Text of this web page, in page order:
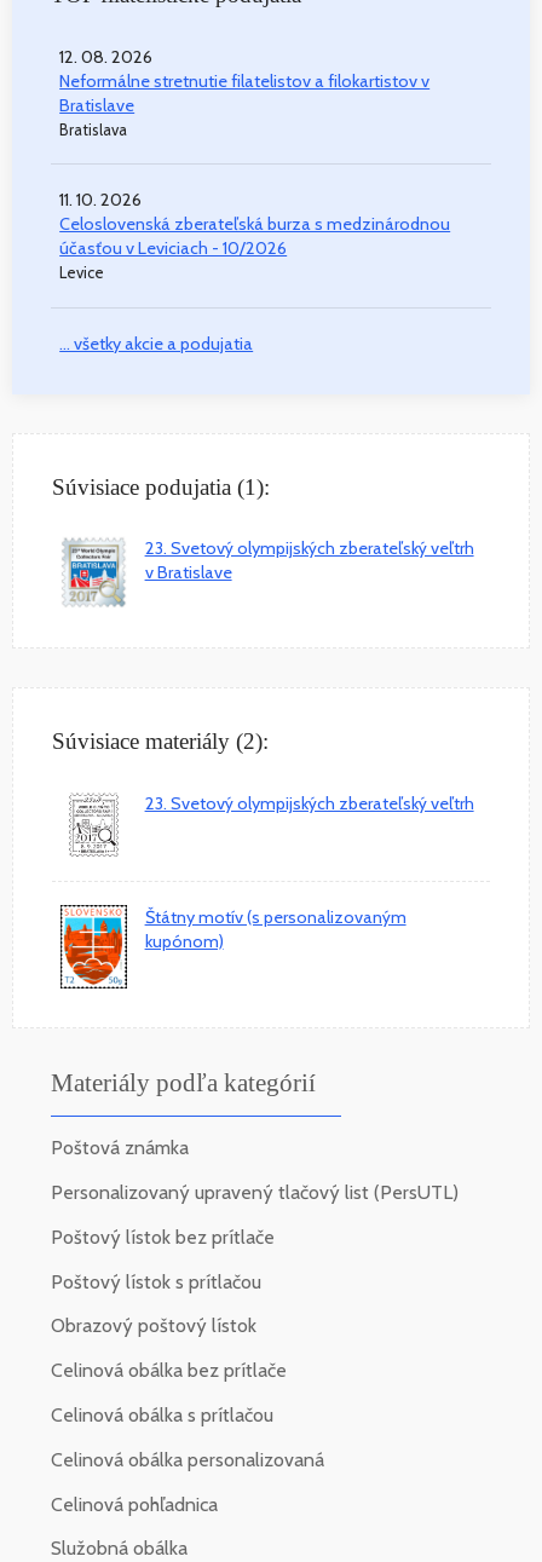
12. 08. 2026
Neformálne stretnutie filatelistov a filokartistov v
Bratislave
Bratislava
11. 10. 2026
Celoslovenská zberateľská burza s medzinárodnou
účasťou v Leviciach - 10/2026
Levice
... všetky akcie a podujatia
Súvisiace podujatia (1):
23. Svetový olympijských zberateľský veľtrh
v Bratislave
Súvisiace materiály (2):
23. Svetový olympijských zberateľský veľtrh
Štátny motív (s personalizovaným
kupónom)
Materiály podľa kategórií
Poštová známka
Personalizovaný upravený tlačový list (PersUTL)
Poštový lístok bez prítlače
Poštový lístok s prítlačou
Obrazový poštový lístok
Celinová obálka bez prítlače
Celinová obálka s prítlačou
Celinová obálka personalizovaná
Celinová pohľadnica
Služobná obálka